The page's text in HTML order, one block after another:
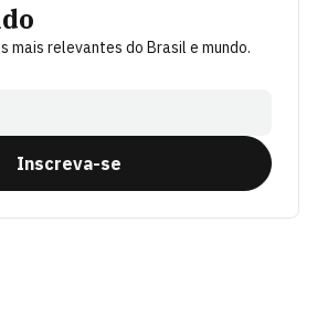
mais relevantes do Brasil e mundo.
Inscreva-se